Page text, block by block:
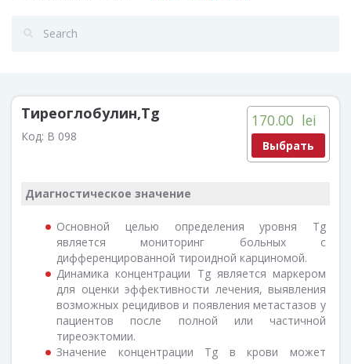
170.00 lei
Выбрать
Тиреоглобулин,Тg
Код: B 098
Диагностическое значение
Основной целью определения уровня Тg
является мони­торинг больных с
дифференцированной тироидной карциномой.
Динамика концентрации Тg является маркером
для оценки эффективности лечения, выявления
возможных рецидивов и появления метастазов у
пациентов после полной или частичной
тиреоэктомии.
Значение концентрации Тg в крови может